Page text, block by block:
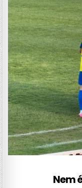
Nem